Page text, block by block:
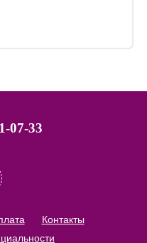
07-33
Контакты